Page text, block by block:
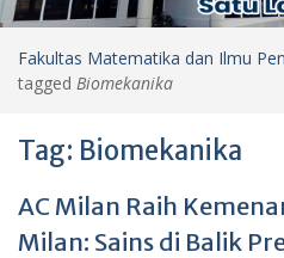
Fakultas Matematika dan Ilmu
tagged Biomekanika
Tag: Biomekanika
AC Milan Raih
Milan: Sains di Balik